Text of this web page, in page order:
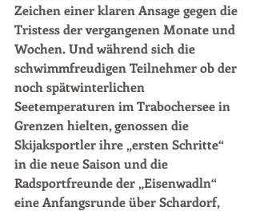
Zeichen einer klaren Ansage gegen die
Tristess der vergangenen Monate und
Wochen. Und während sich die
schwimmfreudigen Teilnehmer ob der
noch spätwinterlichen
Seetemperaturen im Trabochersee in
Grenzen hielten, genossen die
Skijaksportler ihre „ersten Schritte“
in die neue Saison und die
Radsportfreunde der „Eisenwadln“
eine Anfangsrunde über Schardorf,